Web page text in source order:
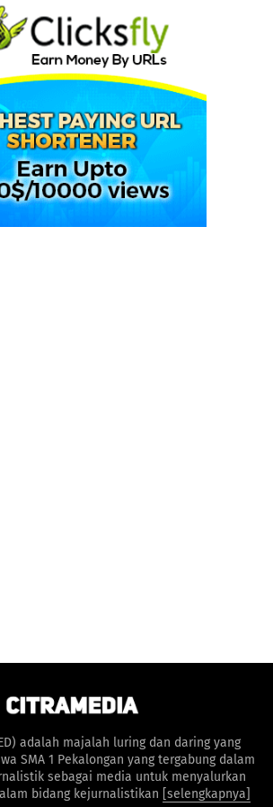
adalah majalah luring dan daring yang
SMA 1 Pekalongan yang tergabung dalam
sebagai media untuk menyalurkan
bidang kejurnalistikan [selengkapnya]